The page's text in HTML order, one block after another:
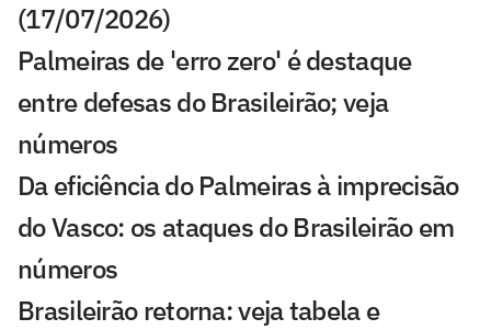
(17/07/2026)
Palmeiras de 'erro zero' é destaque
entre defesas do Brasileirão; veja
números
Da eficiência do Palmeiras à imprecisão
do Vasco: os ataques do Brasileirão em
números
Brasileirão retorna: veja tabela e